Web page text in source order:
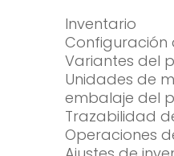
Inventario
Variantes del
Unidades de
embalaje del
Trazabilidad
Operaciones